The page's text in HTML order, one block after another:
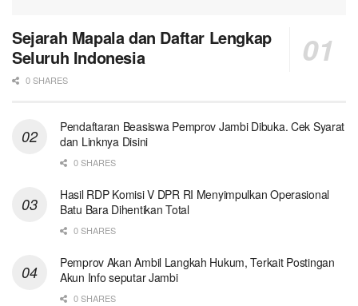
Sejarah Mapala dan Daftar Lengkap
Seluruh Indonesia
0 SHARES
Pendaftaran Beasiswa Pemprov Jambi Dibuka. Cek Syarat
dan Linknya Disini
0 SHARES
Hasil RDP Komisi V DPR RI Menyimpulkan Operasional
Batu Bara Dihentikan Total
0 SHARES
Pemprov Akan Ambil Langkah Hukum, Terkait Postingan
Akun Info seputar Jambi
0 SHARES